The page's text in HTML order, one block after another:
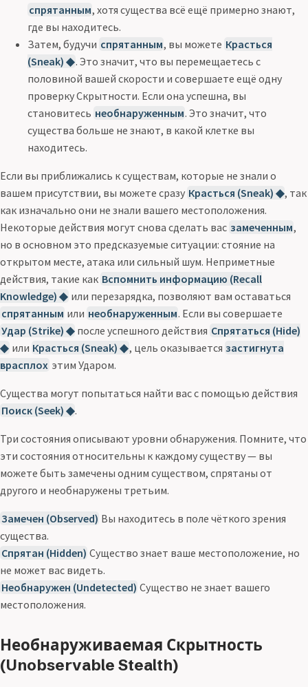
спрятанным, хотя существа всё ещё примерно знают,
где вы находитесь.
Затем, будучи спрятанным, вы можете Красться
(Sneak) ◆. Это значит, что вы перемещаетесь с
половиной вашей скорости и совершаете ещё одну
проверку Скрытности. Если она успешна, вы
становитесь необнаруженным. Это значит, что
существа больше не знают, в какой клетке вы
находитесь.
Если вы приближались к существам, которые не знали о
вашем присутствии, вы можете сразу Красться (Sneak) ◆, так
как изначально они не знали вашего местоположения.
Некоторые действия могут снова сделать вас замеченным,
но в основном это предсказуемые ситуации: стояние на
открытом месте, атака или сильный шум. Неприметные
действия, такие как Вспомнить информацию (Recall
Knowledge) ◆ или перезарядка, позволяют вам оставаться
спрятанным или необнаруженным. Если вы совершаете
Удар (Strike) ◆ после успешного действия Спрятаться (Hide)
◆ или Красться (Sneak) ◆, цель оказывается застигнута
врасплох этим Ударом.
Существа могут попытаться найти вас с помощью действия
Поиск (Seek) ◆.
Три состояния описывают уровни обнаружения. Помните, что
эти состояния относительны к каждому существу — вы
можете быть замечены одним существом, спрятаны от
другого и необнаружены третьим.
Замечен (Observed) Вы находитесь в поле чёткого зрения
существа.
Спрятан (Hidden) Существо знает ваше местоположение, но
не может вас видеть.
Необнаружен (Undetected) Существо не знает вашего
местоположения.
Необнаруживаемая Скрытность
(Unobservable Stealth)